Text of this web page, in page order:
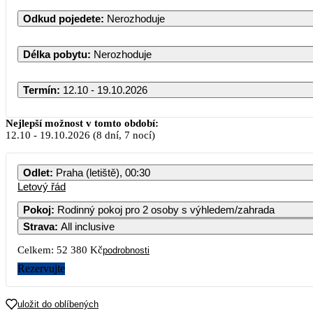
Odkud pojedete: Nerozhoduje
Délka pobytu: Nerozhoduje
Termín: 12.10 - 19.10.2026
Říjen 2026
PO ÚT ST ČT PÁ
30 690 28
Nejlepší možnost v tomto období:
12.10 - 19.10.2026 (8 dní, 7 nocí)
Odlet: Praha (letiště), 00:30
Letový řád
Pokoj: Rodinný pokoj pro 2 osoby s výhledem/zahrada
Strava: All inclusive
Celkem: 52 380 Kčpodrobnosti
Rezervujte
uložit do oblíbených